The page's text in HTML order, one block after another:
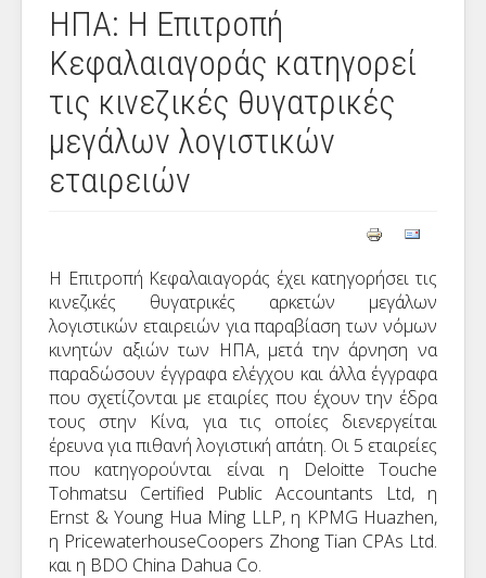
ΗΠΑ: Η Επιτροπή
Κεφαλαιαγοράς κατηγορεί
τις κινεζικές θυγατρικές
μεγάλων λογιστικών
εταιρειών
Η Επιτροπή Κεφαλαιαγοράς έχει κατηγορήσει τις
κινεζικές θυγατρικές αρκετών μεγάλων
λογιστικών εταιρειών για παραβίαση των νόμων
κινητών αξιών των ΗΠΑ, μετά την άρνηση να
παραδώσουν έγγραφα ελέγχου και άλλα έγγραφα
που σχετίζονται με εταιρίες που έχουν την έδρα
τους στην Κίνα, για τις οποίες διενεργείται
έρευνα για πιθανή λογιστική απάτη. Οι 5 εταιρείες
που κατηγορούνται είναι η Deloitte Touche
Tohmatsu Certified Public Αccountants Ltd, η
Ernst & Young Hua Ming LLP, η KPMG Huazhen,
η PricewaterhouseCoopers Zhong Tian CPAs Ltd.
και η BDO China Dahua Co.